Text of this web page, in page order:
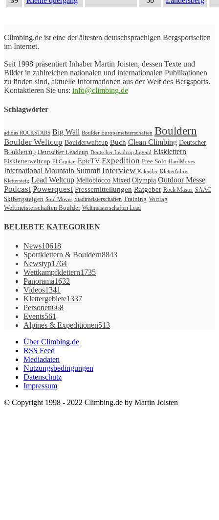
Climbing.de ist eine der ältesten deutschsprachigen Bergsportseiten
im Internet.
Seit 1998 präsentiert Inhaber Martin Joisten, dessen Texte und
Bilder in zahlreichen nationalen und internationalen Publikationen
zu finden sind, aktuelle Informationen aus der Welt des Bergsports.
Kontaktieren Sie uns: info@climbing.de
Schlagwörter
adidas ROCKSTARS Big Wall Boulder Europameisterschaften Bouldern
Boulder Weltcup Boulderweltcup Buch Clean Climbing Deutscher
Bouldercup Deutscher Leadcup Deutscher Leadcup Jugend Eisklettern
Eiskletterweltcup El Capitan EpicTV Expedition Free Solo HardMoves
International Mountain Summit Interview Kalender Kletterführer
Klettersteig Lead Weltcup Melloblocco Mixed Olympia Outdoor Messe
Podcast Powerquest Pressemitteilungen Ratgeber Rock Master SAAC
Skibergsteigen Soul Moves Stadtmeisterschaften Training Vortrag
Weltmeisterschaften Boulder Weltmeisterschaften Lead
BELIEBTE KATEGORIEN
News10618
Sportklettern & Bouldern8843
Newstyp1764
Wettkampfklettern1735
Panorama1632
Videos1341
Klettergebiete1337
Personen668
Events561
Alpines & Expeditionen513
Über Climbing.de
RSS Feed
Mediadaten
Nutzungsbedingungen
Datenschutz
Impressum
© Copyright 1998 - 2022 Climbing.de by Martin Joisten